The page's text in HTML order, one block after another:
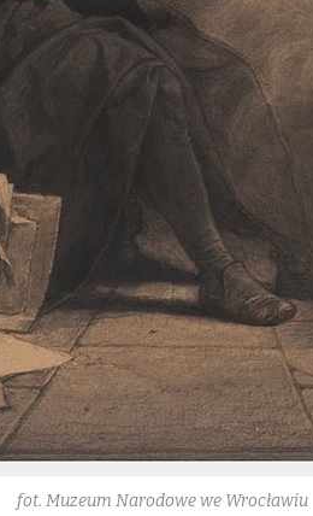
fot. Muzeum Narodowe we Wrocławiu